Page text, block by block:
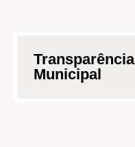
Transparência
Municipal